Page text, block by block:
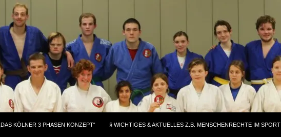
„DAS KÖLNER 3 PHASEN KONZEPT“ § WICHTIGES & AKTUELLES Z.B. MENSCHENRECHTE IM SPORT